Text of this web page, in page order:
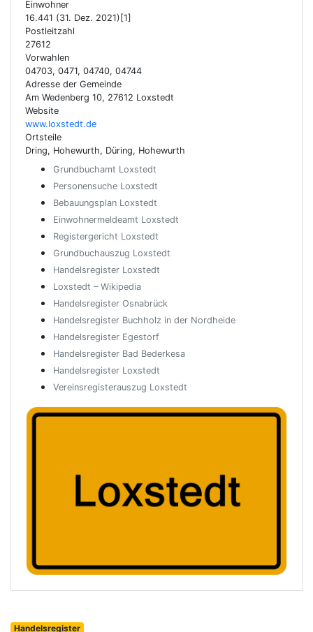
Einwohner
16.441 (31. Dez. 2021)[1]
Postleitzahl
27612
Vorwahlen
04703, 0471, 04740, 04744
Adresse der Gemeinde
Am Wedenberg 10, 27612 Loxstedt
Website
www.loxstedt.de
Ortsteile
Dring, Hohewurth, Düring, Hohewurth
Grundbuchamt Loxstedt
Personensuche Loxstedt
Bebauungsplan Loxstedt
Einwohnermeldeamt Loxstedt
Registergericht Loxstedt
Grundbuchauszug Loxstedt
Handelsregister Loxstedt
Loxstedt – Wikipedia
Handelsregister Osnabrück
Handelsregister Buchholz in der Nordheide
Handelsregister Egestorf
Handelsregister Bad Bederkesa
Handelsregister Loxstedt
Vereinsregisterauszug Loxstedt
Handelsregister